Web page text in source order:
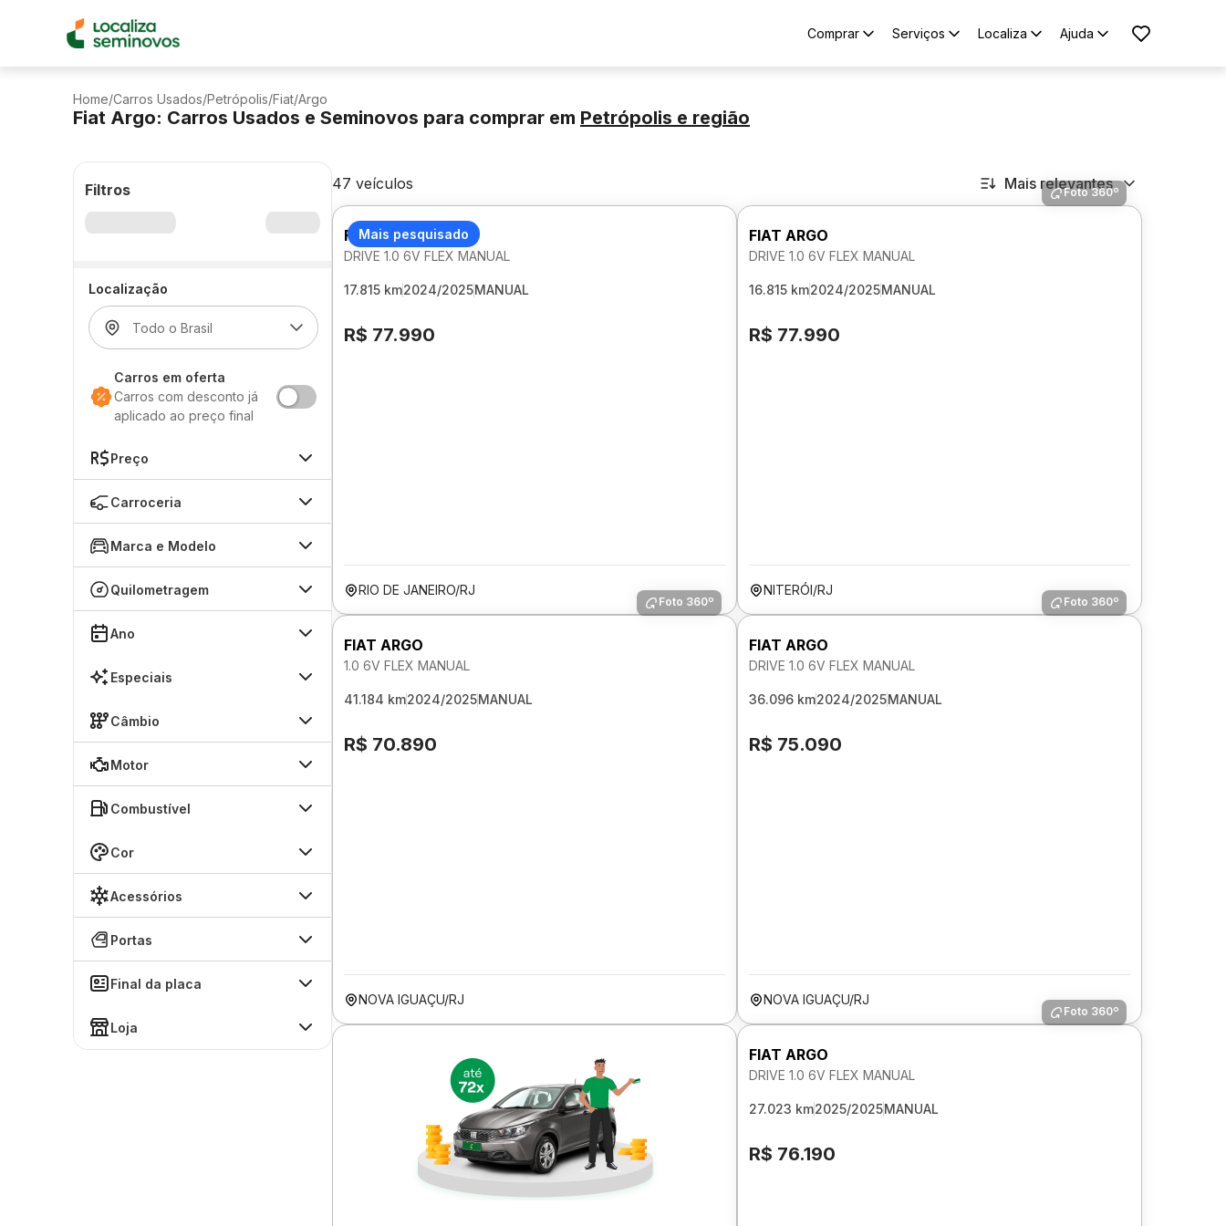
Comprar Serviços Localiza Ajuda
Home/Carros Usados/Petrópolis/Fiat/Argo
Fiat Argo: Carros Usados e Seminovos para comprar em Petrópolis e região
Filtros
Localização
Carros em oferta
Carros com desconto já
aplicado ao preço final
Preço
Carroceria
Marca e Modelo
Quilometragem
Ano
Especiais
Câmbio
Motor
Combustível
Cor
Acessórios
Portas
Final da placa
Loja
47 veículos Mais relevantes
Mais pesquisado
FIAT ARGO
DRIVE 1.0 6V FLEX MANUAL
17.815 km2024/2025MANUAL
R$ 77.990
RIO DE JANEIRO/RJ
Foto 360º
FIAT ARGO
DRIVE 1.0 6V FLEX MANUAL
16.815 km2024/2025MANUAL
R$ 77.990
NITERÓI/RJ
Foto 360º
FIAT ARGO
1.0 6V FLEX MANUAL
41.184 km2024/2025MANUAL
R$ 70.890
NOVA IGUAÇU/RJ
Foto 360º
FIAT ARGO
DRIVE 1.0 6V FLEX MANUAL
36.096 km2024/2025MANUAL
R$ 75.090
NOVA IGUAÇU/RJ
Foto 360º
FIAT ARGO
DRIVE 1.0 6V FLEX MANUAL
27.023 km2025/2025MANUAL
R$ 76.190